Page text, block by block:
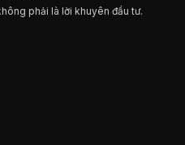
phải là lời khuyên đầu tư.